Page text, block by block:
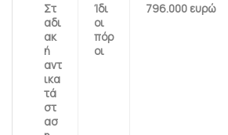
Στ
αδι
ακ
ή
αντ
ικα
τά
στ
ασ
Ίδι
οι
πόρ
οι
796.000 ευρώ